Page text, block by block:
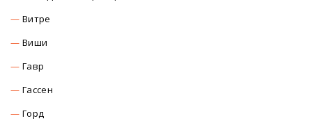
Витре
Виши
Гавр
Гассен
Горд